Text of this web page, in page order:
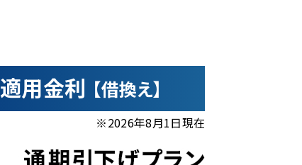
適用金利 【借換え】
※2026年8月1日現在